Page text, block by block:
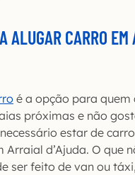
ALUGAR CARRO
é a opção para quem
próximas e não
estar de
Arraial d’Ajuda. O que
ser feito de van ou